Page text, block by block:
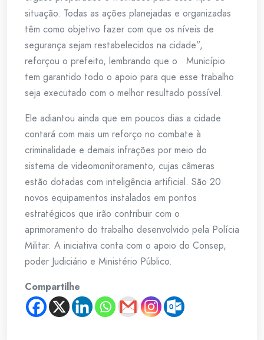
situação. Todas as ações planejadas e organizadas
têm como objetivo fazer com que os níveis de
segurança sejam restabelecidos na cidade”,
reforçou o prefeito, lembrando que o Município
tem garantido todo o apoio para que esse trabalho
seja executado com o melhor resultado possível.
Ele adiantou ainda que em poucos dias a cidade
contará com mais um reforço no combate à
criminalidade e demais infrações por meio do
sistema de videomonitoramento, cujas câmeras
estão dotadas com inteligência artificial. São 20
novos equipamentos instalados em pontos
estratégicos que irão contribuir com o
aprimoramento do trabalho desenvolvido pela Polícia
Militar. A iniciativa conta com o apoio do Consep,
poder Judiciário e Ministério Público.
Compartilhe